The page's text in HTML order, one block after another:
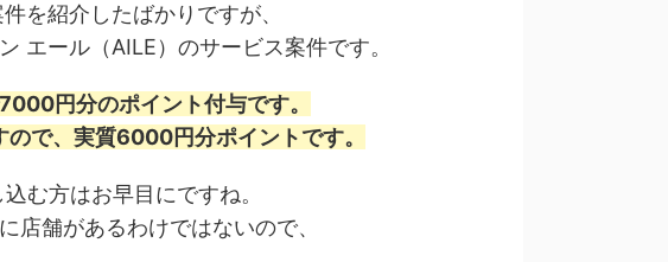
を紹介したばかりですが、
エール（AILE）のサービス案件です。
円分のポイント付与です。
で、実質6000円分ポイントです。
む方はお早目にですね。
店舗があるわけではないので、